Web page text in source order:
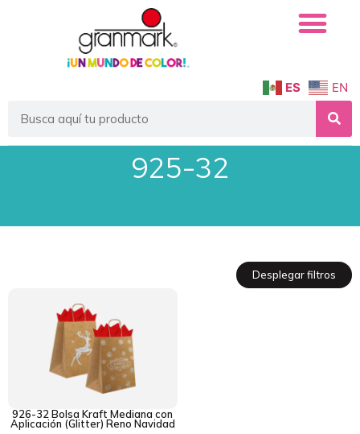
ES EN
925-32
Desplegar filtros
926-32 Bolsa Kraft Mediana con
Aplicación (Glitter) Reno Navidad